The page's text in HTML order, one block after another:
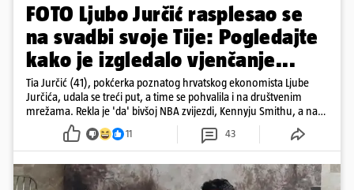
FOTO Ljubo Jurčić rasplesao se
na svadbi svoje Tije: Pogledajte
kako je izgledalo vjenčanje...
Tia Jurčić (41), pokćerka poznatog hrvatskog ekonomista Ljube
Jurčića, udala se treći put, a time se pohvalila i na društvenim
mrežama. Rekla je 'da' bivšoj NBA zvijezdi, Kennyju Smithu, a na
snimkama i fotografijama je pokazala vesele trenutke s vjenčanja
11 43